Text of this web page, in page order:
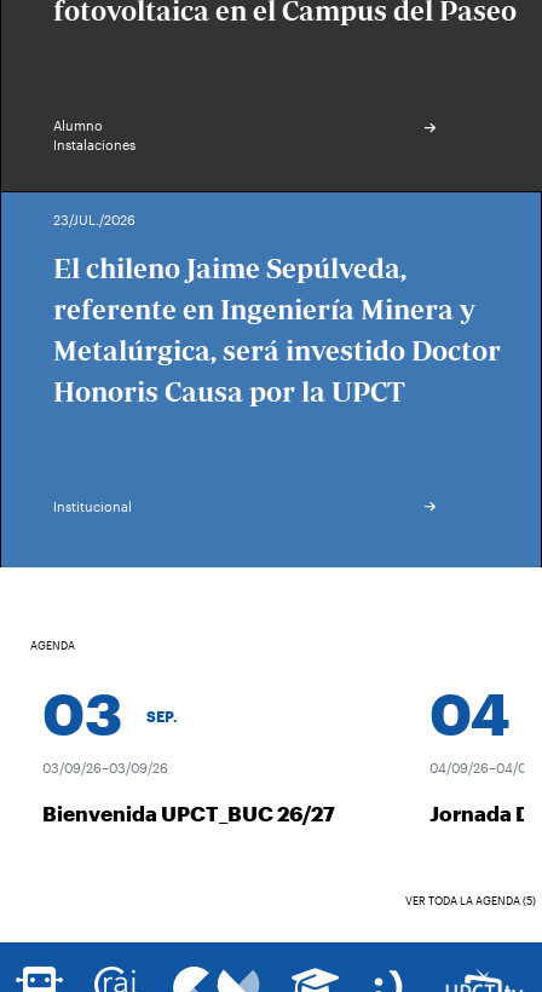
fotovoltaica en el Campus del Paseo
Alumno
Instalaciones
23/JUL./2026
El chileno Jaime Sepúlveda,
referente en Ingeniería Minera y
Metalúrgica, será investido Doctor
Honoris Causa por la UPCT
Institucional
AGENDA
03 SEP.
03/09/26–03/09/26
Bienvenida UPCT_BUC 26/27
04
04/09/26–04/09/
Jornada
VER TODA LA AGENDA (5)